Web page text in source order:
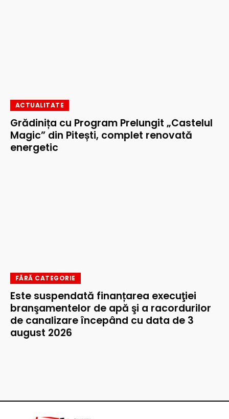
ACTUALITATE
Grădinița cu Program Prelungit „Castelul
Magic” din Pitești, complet renovată
energetic
FĂRĂ CATEGORIE
Este suspendată finanțarea execuţiei
branşamentelor de apă şi a racordurilor
de canalizare începând cu data de 3
august 2026